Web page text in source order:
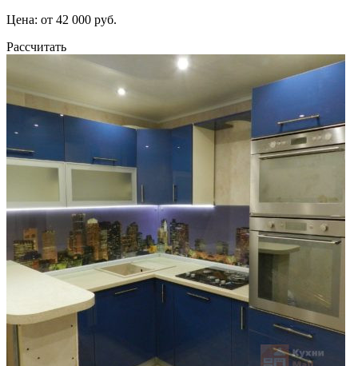
Цена: от 42 000 руб.
Рассчитать